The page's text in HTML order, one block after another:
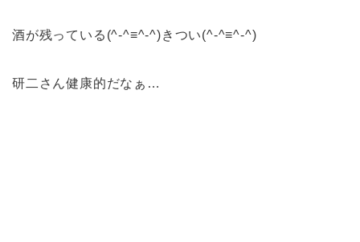
酒が残っている(^-^≡^-^)きつい(^-^≡^-^)
研二さん健康的だなぁ…